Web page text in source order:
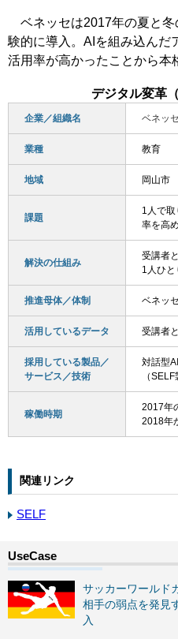
ベネッセは2017年の夏と冬
験的に導入。AIを組み込んだ
活用率が高かったことから本
デジタル変革
企業／組織名 ベネッ
業種 教育
地域 岡山市
課題
1人で
率を高
解決の仕組み
受講者
1人ひ
推進母体／体制 ベネッ
活用しているデータ 受講者
採用している製品／
サービス／技術
対話型
（SELF
稼働時期
2017年
2018年
関連リンク
SELF
サッカーワールド
相手の弱点を発見
入